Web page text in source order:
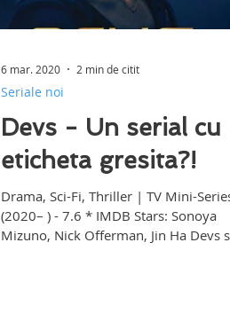
Devs - Un serial cu
eticheta gresita?!
Drama, Sci-Fi, Thriller | TV Mini-
(2020– ) - 7.6 * IMDB Stars: Sonoya
Mizuno, Nick Offerman, Jin Ha Devs
Seriale noi
6 mar. 2020 2 min de citit